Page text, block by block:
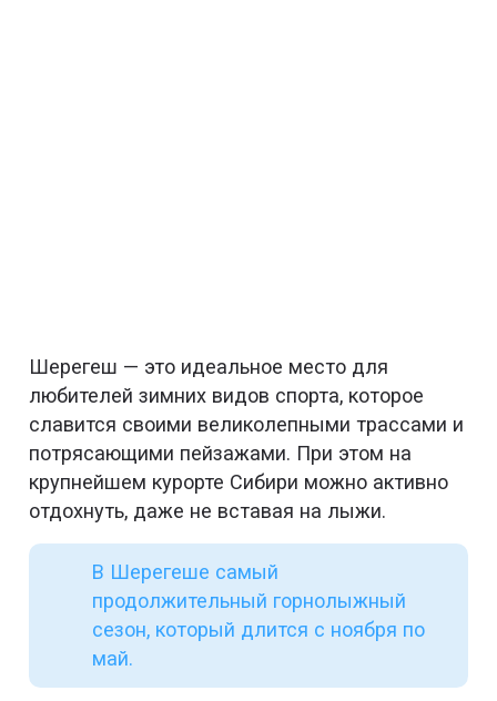
Шерегеш — это идеальное место для
любителей зимних видов спорта, которое
славится своими великолепными трассами и
потрясающими пейзажами. При этом на
крупнейшем курорте Сибири можно активно
отдохнуть, даже не вставая на лыжи.
В Шерегеше самый
продолжительный горнолыжный
сезон, который длится с ноября по
май.